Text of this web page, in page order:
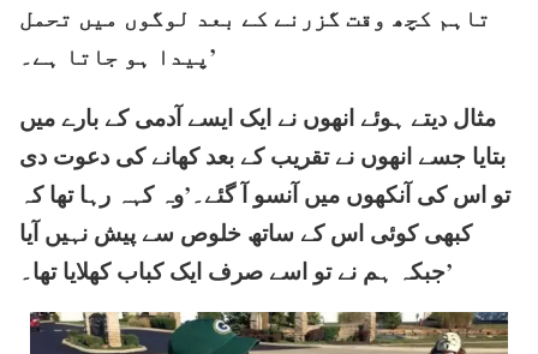
تاہم کچھ وقت گزرنے کے بعد لوگوں میں تحمل
پیدا ہو جاتا ہے۔’
مثال دیتے ہوئے انھوں نے ایک ایسے آدمی کے بارے میں
بتایا جسے انھوں نے تقریب کے بعد کھانے کی دعوت دی
تو اس کی آنکھوں میں آنسو آ گئے۔’وہ کہہ رہا تھا کہ
کبھی کوئی اس کے ساتھ خلوص سے پیش نہیں آیا
جبکہ ہم نے تو اسے صرف ایک کباب کھلایا تھا۔’